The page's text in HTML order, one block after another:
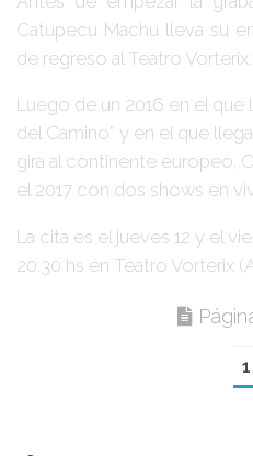
Catupecu Machu lleva su
de regreso al Teatro Vorterix
Luego de un 2016 en el que
del Camino” y en el que
gira al continente europeo,
el 2017 con dos shows en
La cita es el jueves 12 y el
20:30 hs en Teatro Vorterix
1